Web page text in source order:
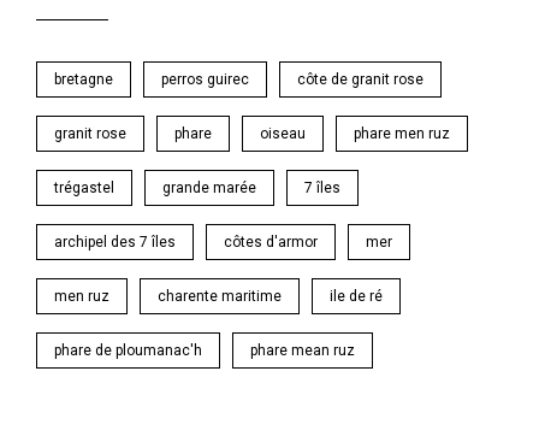
bretagne perros guirec côte de granit rose
granit rose phare oiseau phare men ruz
trégastel grande marée 7 îles
archipel des 7 îles côtes d'armor mer
men ruz charente maritime ile de ré
phare de ploumanac'h phare mean ruz